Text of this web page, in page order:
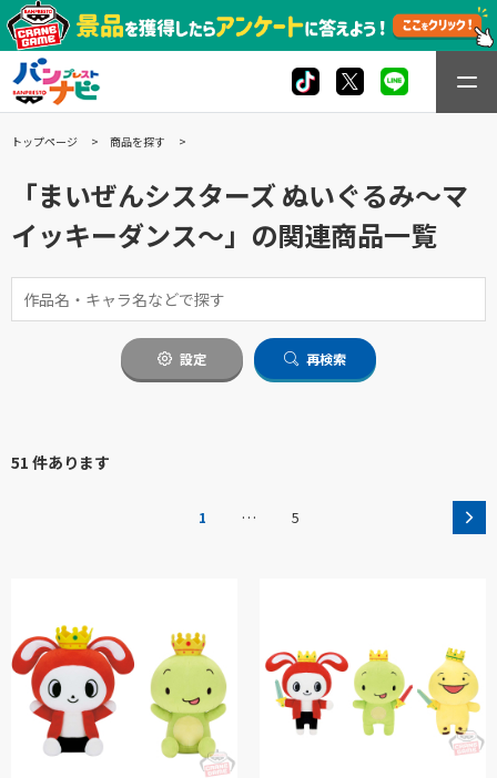
トップページ 商品を探す
「まいぜんシスターズ ぬいぐるみ～マ
イッキーダンス～」の関連商品一覧
設定 再検索
51 件あります
1 … 5